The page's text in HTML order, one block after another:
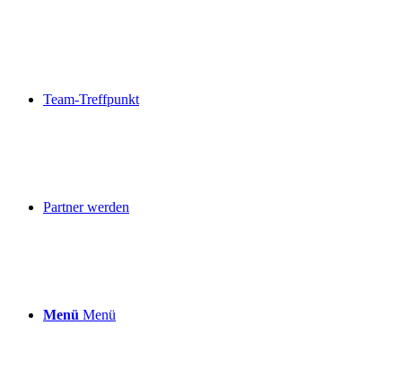
Team-Treffpunkt
Partner werden
Menü Menü